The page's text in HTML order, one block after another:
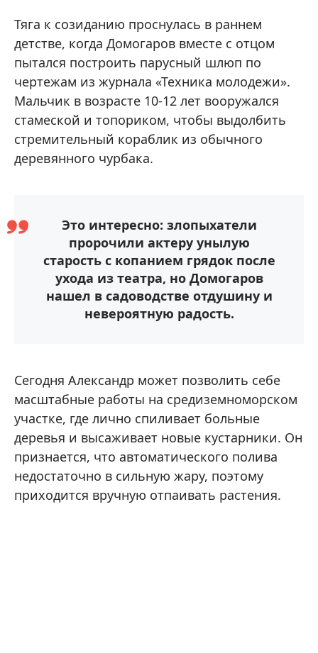
Тяга к созиданию проснулась в раннем
детстве, когда Домогаров вместе с отцом
пытался построить парусный шлюп по
чертежам из журнала «Техника молодежи».
Мальчик в возрасте 10-12 лет вооружался
стамеской и топориком, чтобы выдолбить
стремительный кораблик из обычного
деревянного чурбака.
Это интересно: злопыхатели
пророчили актеру унылую
старость с копанием грядок после
ухода из театра, но Домогаров
нашел в садоводстве отдушину и
невероятную радость.
Сегодня Александр может позволить себе
масштабные работы на средиземноморском
участке, где лично спиливает больные
деревья и высаживает новые кустарники. Он
признается, что автоматического полива
недостаточно в сильную жару, поэтому
приходится вручную отпаивать растения.